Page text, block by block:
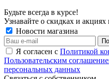
Будьте всегда в курсе!
Узнавайте о скидках и
Новости магазина
Я согласен с Политикой
Пользовательским
персональных данных